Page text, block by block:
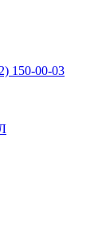
150-00-03